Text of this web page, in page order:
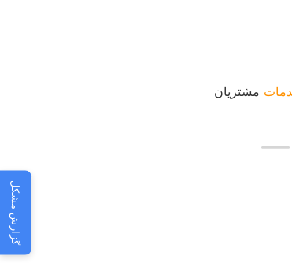
مشتریان
گزارش مشکل